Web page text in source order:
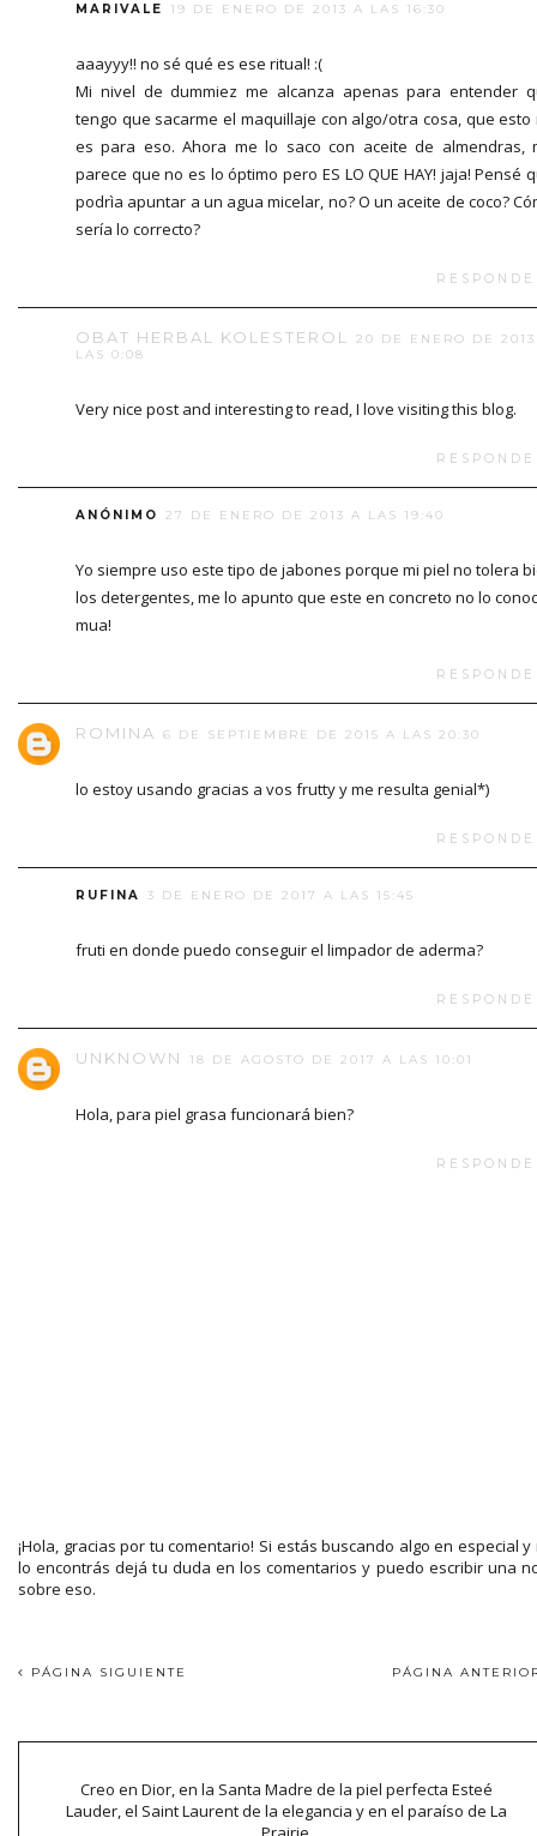
MARIVALE 19 DE ENERO DE 2013 A LAS 16:30
aaayyy!! no sé qué es ese ritual! :(
Mi nivel de dummiez me alcanza apenas para entender
tengo que sacarme el maquillaje con algo/otra cosa, que esto
es para eso. Ahora me lo saco con aceite de almendras,
parece que no es lo óptimo pero ES LO QUE HAY! jaja! Pensé
podrìa apuntar a un agua micelar, no? O un aceite de coco?
sería lo correcto?
OBAT HERBAL KOLESTEROL
20 DE ENERO DE
LAS 0:08
Very nice post and interesting to read, I love visiting this blog.
ANÓNIMO 27 DE ENERO DE 2013 A LAS 19:40
Yo siempre uso este tipo de jabones porque mi piel no tolera
los detergentes, me lo apunto que este en concreto no lo
mua!
ROMINA 6 DE SEPTIEMBRE DE 2015 A LAS 20:30
lo estoy usando gracias a vos frutty y me resulta genial*)
RUFINA 3 DE ENERO DE 2017 A LAS 15:45
fruti en donde puedo conseguir el limpador de aderma?
UNKNOWN 18 DE AGOSTO DE 2017 A LAS 10:01
Hola, para piel grasa funcionará bien?
¡Hola, gracias por tu comentario! Si estás buscando algo en especial y
lo encontrás dejá tu duda en los comentarios y puedo escribir una
sobre eso.
PÁGINA SIGUIENTE PÁGINA
Creo en Dior, en la Santa Madre de la piel perfecta Esteé
Lauder, el Saint Laurent de la elegancia y en el paraíso de La